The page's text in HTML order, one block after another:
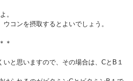
。
コンを摂取するとよいでしょう。
＊
と思いますので、その場合は、CとB１